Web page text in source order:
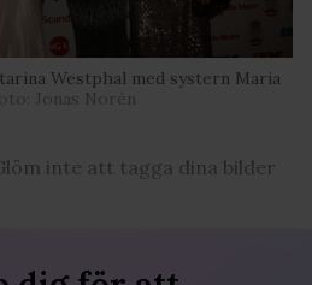
Westphal med systern Maria
Jonas Norén
inte att tagga dina bilder